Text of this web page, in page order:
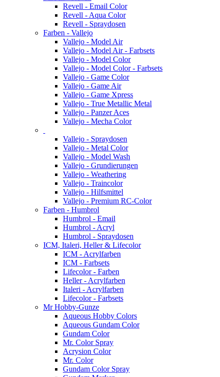
Revell - Email Color
Revell - Aqua Color
Revell - Spraydosen
Farben - Vallejo
Vallejo - Model Air
Vallejo - Model Air - Farbsets
Vallejo - Model Color
Vallejo - Model Color - Farbsets
Vallejo - Game Color
Vallejo - Game Air
Vallejo - Game Xpress
Vallejo - True Metallic Metal
Vallejo - Panzer Aces
Vallejo - Mecha Color
Vallejo - Spraydosen
Vallejo - Metal Color
Vallejo - Model Wash
Vallejo - Grundierungen
Vallejo - Weathering
Vallejo - Traincolor
Vallejo - Hilfsmittel
Vallejo - Premium RC-Color
Farben - Humbrol
Humbrol - Email
Humbrol - Acryl
Humbrol - Spraydosen
ICM, Italeri, Heller & Lifecolor
ICM - Acrylfarben
ICM - Farbsets
Lifecolor - Farben
Heller - Acrylfarben
Italeri - Acrylfarben
Lifecolor - Farbsets
Mr Hobby-Gunze
Aqueous Hobby Colors
Aqueous Gundam Color
Gundam Color
Mr. Color Spray
Acrysion Color
Mr. Color
Gundam Color Spray